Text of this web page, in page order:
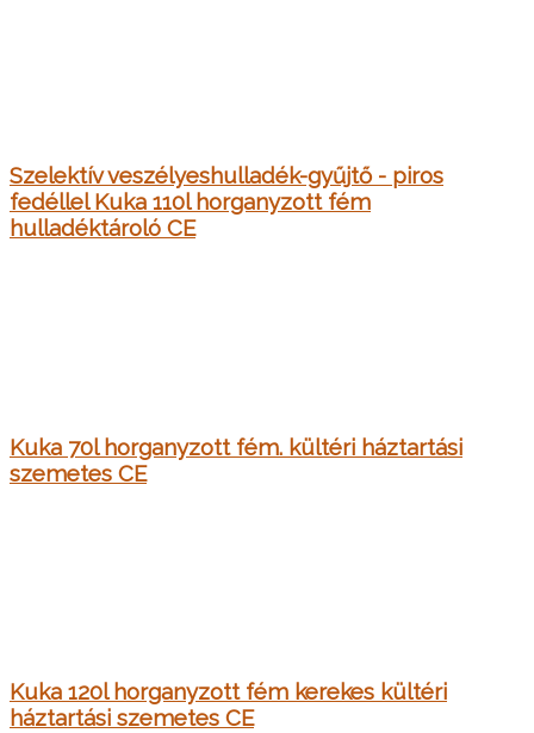
Szelektív veszélyeshulladék-gyűjtő - piros
fedéllel Kuka 110l horganyzott fém
hulladéktároló CE
Kuka 70l horganyzott fém. kültéri háztartási
szemetes CE
Kuka 120l horganyzott fém kerekes kültéri
háztartási szemetes CE